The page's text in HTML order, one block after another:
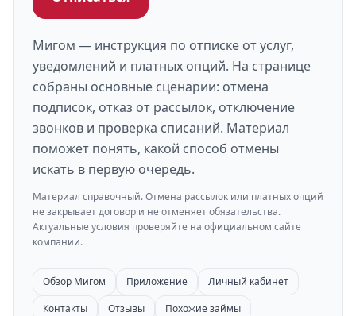
Мигом — инструкция по отписке от услуг,
уведомлений и платных опций. На странице
собраны основные сценарии: отмена
подписок, отказ от рассылок, отключение
звонков и проверка списаний. Материал
поможет понять, какой способ отмены
искать в первую очередь.
Материал справочный. Отмена рассылок или платных опций
не закрывает договор и не отменяет обязательства.
Актуальные условия проверяйте на официальном сайте
компании.
Обзор Мигом Приложение
Личный кабинет
Контакты
Отзывы
Похожие займы